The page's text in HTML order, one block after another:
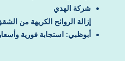
شركة الهدي
إزالة الروائح الكريهة من
أبوظبي: استجابة فورية